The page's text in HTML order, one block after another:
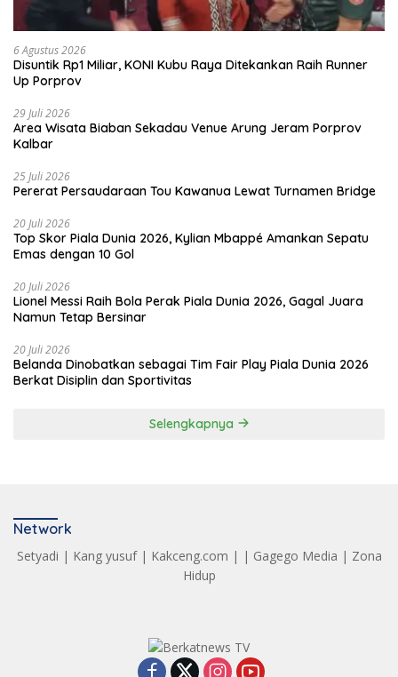
6 Agustus 2026
Disuntik Rp1 Miliar, KONI Kubu Raya Ditekankan Raih Runner
Up Porprov
29 Juli 2026
Area Wisata Biaban Sekadau Venue Arung Jeram Porprov
Kalbar
25 Juli 2026
Pererat Persaudaraan Tou Kawanua Lewat Turnamen Bridge
20 Juli 2026
Top Skor Piala Dunia 2026, Kylian Mbappé Amankan Sepatu
Emas dengan 10 Gol
20 Juli 2026
Lionel Messi Raih Bola Perak Piala Dunia 2026, Gagal Juara
Namun Tetap Bersinar
20 Juli 2026
Belanda Dinobatkan sebagai Tim Fair Play Piala Dunia 2026
Berkat Disiplin dan Sportivitas
Selengkapnya
Network
Setyadi | Kang yusuf| Kakceng.com | | Gagego Media | Zona
Hidup